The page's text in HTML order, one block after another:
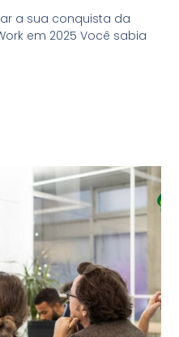
a sua conquista da
em 2025 Você sabia